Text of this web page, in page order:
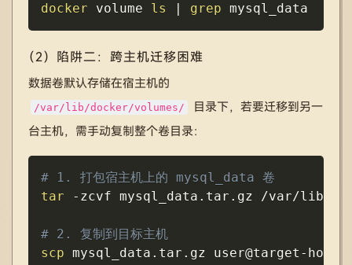
docker volume ls | grep mysql_data
（2）陷阱二：跨主机迁移困难
数据卷默认存储在宿主机的
/var/lib/docker/volumes/
目录下，若要迁移到另一
台主机，需手动复制整个卷目录：
# 1. 打包宿主机上的 mysql_data 卷
tar
-zcvf mysql_data.tar.gz /var/lib/
# 2. 复制到目标主机
scp mysql_data.tar.gz user@target-